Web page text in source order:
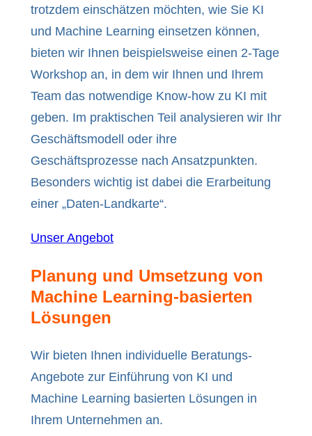
trotzdem einschätzen möchten, wie Sie KI
und Machine Learning einsetzen können,
bieten wir Ihnen beispielsweise einen 2-Tage
Workshop an, in dem wir Ihnen und Ihrem
Team das notwendige Know-how zu KI mit
geben. Im praktischen Teil analysieren wir Ihr
Geschäftsmodell oder ihre
Geschäftsprozesse nach Ansatzpunkten.
Besonders wichtig ist dabei die Erarbeitung
einer „Daten-Landkarte“.
Unser Angebot
Planung und Umsetzung von
Machine Learning-basierten
Lösungen
Wir bieten Ihnen individuelle Beratungs-
Angebote zur Einführung von KI und
Machine Learning basierten Lösungen in
Ihrem Unternehmen an.